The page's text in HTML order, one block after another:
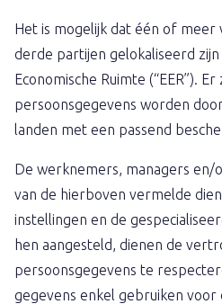
Het is mogelijk dat één of meer
derde partijen gelokaliseerd
Economische Ruimte (“EER”).
persoonsgegevens worden
landen met een passend
De werknemers, managers
van de hierboven vermelde
instellingen en de
hen aangesteld, dienen de
persoonsgegevens te
gegevens enkel gebruiken voor